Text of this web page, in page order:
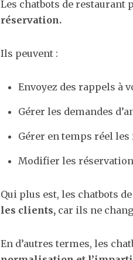
Les chatbots de restaurant
réservation.
Ils peuvent :
Envoyez des rappels à
Gérer les demandes
Gérer en temps réel
Modifier les
Qui plus est, les chatbots
les clients, car ils ne
En d’autres termes, les